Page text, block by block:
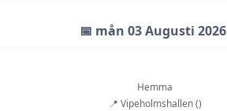
📅 mån 03 Augusti 2026
Hemma
📍 Vipeholmshallen ()